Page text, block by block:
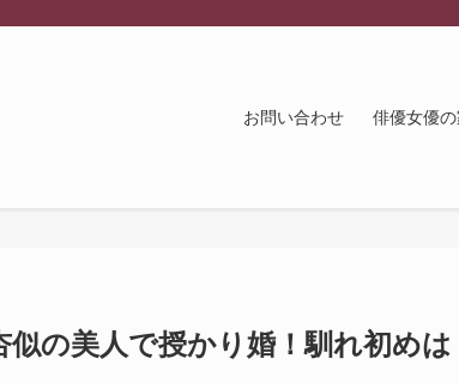
お問い合わせ 俳優女優
の美人で授かり婚！馴れ初めは